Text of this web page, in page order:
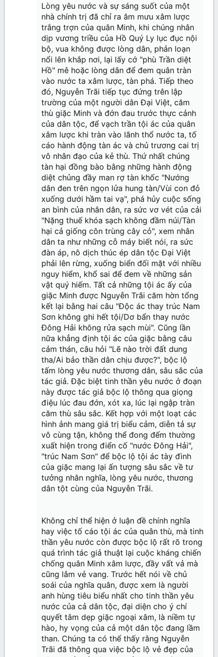
Lòng yêu nước và sự sáng suốt của một
nhà chính trị đã chỉ ra âm mưu xâm lược
trắng trợn của quân Minh, khi chúng nhân
dịp vương triều của Hồ Quý Ly lục đục nội
bộ, vua không được lòng dân, phản loạn
nổi lên khắp nơi, lại lấy cớ "phù Trần diệt
Hồ" mê hoặc lòng dân để đem quân tràn
vào nước ta xâm lược, tàn phá. Tiếp theo
đó, Nguyễn Trãi tiếp tục đứng trên lập
trường của một người dân Đại Việt, căm
thù giặc Minh và đớn đau trước thực cảnh
của dân tộc, để vạch trần tội ác của quân
xâm lược khi tràn vào lãnh thổ nước ta, tố
cáo hành động tàn ác và chủ trương cai trị
vô nhân đạo của kẻ thù. Thứ nhất chúng
tàn hại đồng bào bằng những hành động
diệt chủng đầy man rợ tàn khốc "Nướng
dân đen trên ngọn lửa hung tàn/Vùi con đỏ
xuống dưới hầm tai vạ", phá hủy cuộc sống
an bình của nhân dân, ra sức vơ vét của cải
"Nặng thuế khóa sạch không đầm núi/Tàn
hại cả giống côn trùng cây cỏ", xem nhân
dân ta như những cỗ máy biết nói, ra sức
đàn áp, nô dịch thúc ép dân tộc Đại Việt
phải lên rừng, xuống biển đối mặt với nhiều
nguy hiểm, khổ sai để đem về những sản
vật quý hiếm. Tất cả những tội ác ấy của
giặc Minh được Nguyễn Trãi căm hờn tổng
kết lại bằng hai câu "Độc ác thay trúc Nam
Sơn không ghi hết tội/Dơ bẩn thay nước
Đông Hải không rửa sạch mùi". Cũng lần
nữa khẳng định tội ác của giặc bằng câu
cảm thán, câu hỏi "Lẽ nào trời đất dung
tha/Ai bảo thần dân chịu được?", bộc lộ
tấm lòng yêu nước thương dân, sâu sắc của
tác giả. Đặc biệt tinh thần yêu nước ở đoạn
này được tác giả bộc lộ thông qua giọng
điệu lúc đau đớn, xót xa, lúc lại ngập tràn
căm thù sâu sắc. Kết hợp với một loạt các
hình ảnh mang giá trị biểu cảm, diễn tả sự
vô cùng tận, không thể đong đếm thường
xuất hiện trong điển cố "nước Đông Hải",
"trúc Nam Sơn" để bộc lộ tội ác tày đình
của giặc mang lại ấn tượng sâu sắc về tư
tưởng nhân nghĩa, lòng yêu nước, thương
dân tột cùng của Nguyễn Trãi.
Không chỉ thể hiện ở luận đề chính nghĩa
hay việc tố cáo tội ác của quân thù, mà tinh
thần yêu nước còn được bộc lộ rất rõ trong
quá trình tác giả thuật lại cuộc kháng chiến
chống quân Minh xâm lược, đầy vất vả mà
cũng lắm vẻ vang. Trước hết nói về chủ
soái của nghĩa quân, được xem là người
anh hùng tiêu biểu nhất cho tinh thần yêu
nước của cả dân tộc, đại diện cho ý chí
quyết tâm dẹp giặc ngoại xâm, là niềm tự
hào, hy vọng của cả một dân tộc đang lầm
than. Chúng ta có thể thấy rằng Nguyễn
Trãi đã thông qua việc bộc lộ vẻ đẹp của